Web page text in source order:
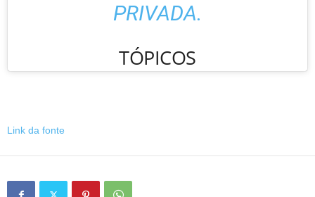
PRIVADA.
TÓPICOS
Link da fonte